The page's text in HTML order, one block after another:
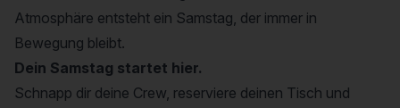
Atmosphäre entsteht ein Samstag, der immer in
Bewegung bleibt.
Dein Samstag startet hier.
Schnapp dir deine Crew, reserviere deinen Tisch und